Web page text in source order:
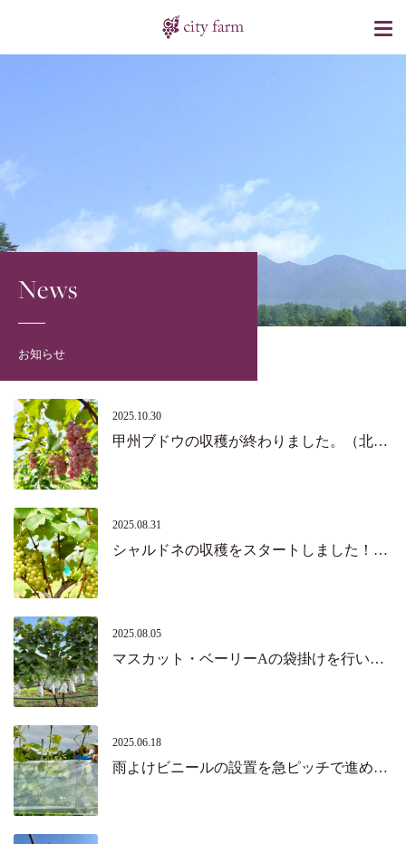
News
お知らせ
2025.10.30
甲州ブドウの収穫が終わりました。（北杜市・韮崎市）
2025.08.31
シャルドネの収穫をスタートしました！（北杜市）
2025.08.05
マスカット・ベーリーAの袋掛けを行いました。（北杜市）
2025.06.18
雨よけビニールの設置を急ピッチで進めています。（北杜市）